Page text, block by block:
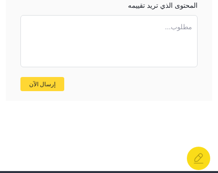
المحتوى الذي تريد تقييمه
مطلوب...
إرسال الآن